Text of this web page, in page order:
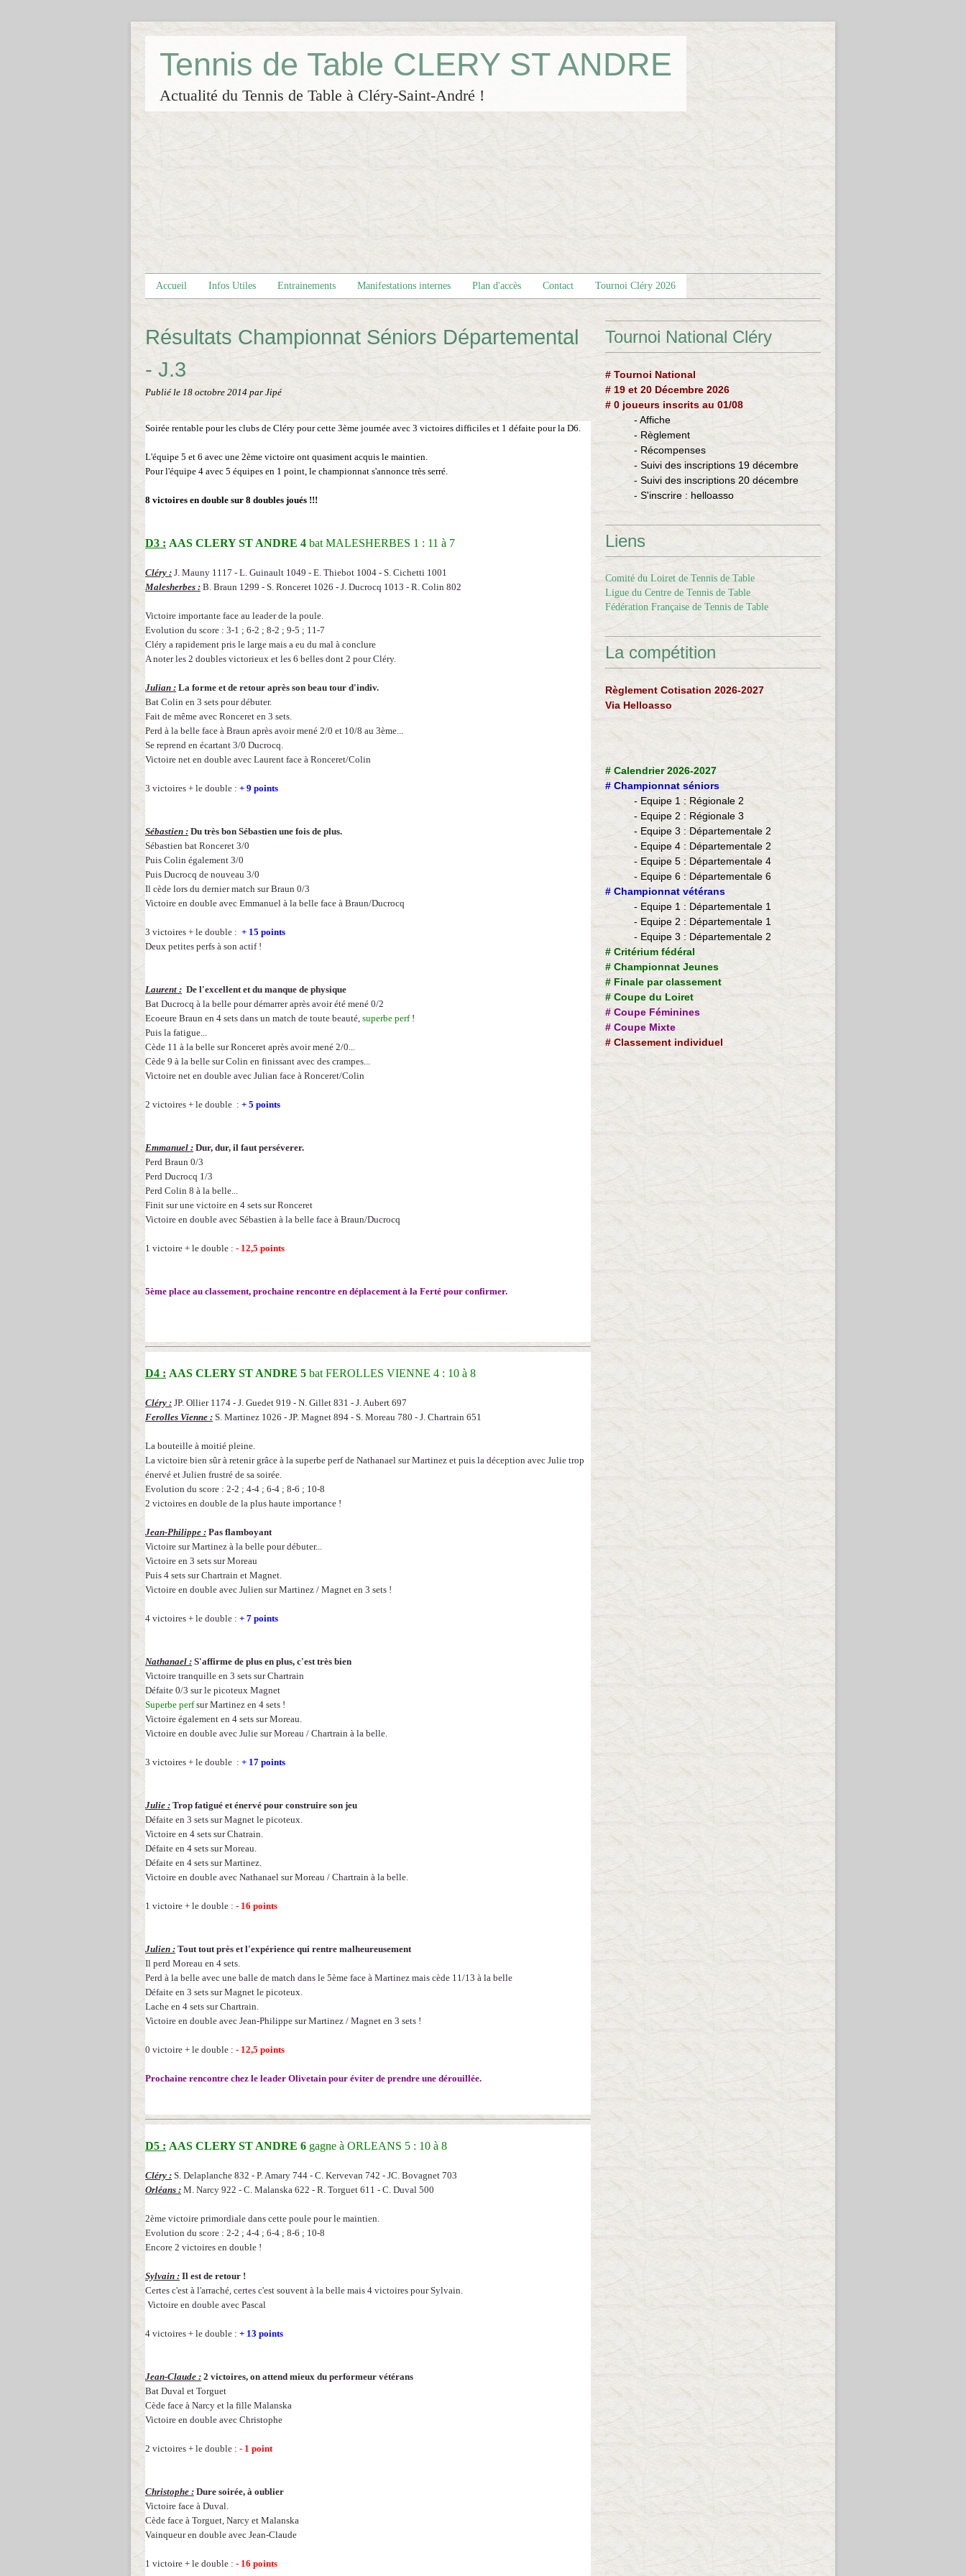
Tennis de Table CLERY ST ANDRE
Actualité du Tennis de Table à Cléry-Saint-André !
Accueil Infos Utiles Entrainements Manifestations internes Plan d'accès Contact Tournoi Cléry 2026
Résultats Championnat Séniors Départemental
- J.3
Publié le 18 octobre 2014 par Jipé
Soirée rentable pour les clubs de Cléry pour cette 3ème journée avec 3 victoires difficiles et 1 défaite pour la D6.
L'équipe 5 et 6 avec une 2ème victoire ont quasiment acquis le maintien.
Pour l'équipe 4 avec 5 équipes en 1 point, le championnat s'annonce très serré.
8 victoires en double sur 8 doubles joués !!!
D3 : AAS CLERY ST ANDRE 4 bat MALESHERBES 1 : 11 à 7
Cléry : J. Mauny 1117 - L. Guinault 1049 - E. Thiebot 1004 - S. Cichetti 1001
Malesherbes : B. Braun 1299 - S. Ronceret 1026 - J. Ducrocq 1013 - R. Colin 802
Victoire importante face au leader de la poule.
Evolution du score : 3-1 ; 6-2 ; 8-2 ; 9-5 ; 11-7
Cléry a rapidement pris le large mais a eu du mal à conclure
A noter les 2 doubles victorieux et les 6 belles dont 2 pour Cléry.
Julian : La forme et de retour après son beau tour d'indiv.
Bat Colin en 3 sets pour débuter.
Fait de même avec Ronceret en 3 sets.
Perd à la belle face à Braun après avoir mené 2/0 et 10/8 au 3ème...
Se reprend en écartant 3/0 Ducrocq.
Victoire net en double avec Laurent face à Ronceret/Colin
3 victoires + le double : + 9 points
Sébastien : Du très bon Sébastien une fois de plus.
Sébastien bat Ronceret 3/0
Puis Colin également 3/0
Puis Ducrocq de nouveau 3/0
Il cède lors du dernier match sur Braun 0/3
Victoire en double avec Emmanuel à la belle face à Braun/Ducrocq
3 victoires + le double : + 15 points
Deux petites perfs à son actif !
Laurent : De l'excellent et du manque de physique
Bat Ducrocq à la belle pour démarrer après avoir été mené 0/2
Ecoeure Braun en 4 sets dans un match de toute beauté, superbe perf!
Puis la fatigue...
Cède 11 à la belle sur Ronceret après avoir mené 2/0...
Cède 9 à la belle sur Colin en finissant avec des crampes...
Victoire net en double avec Julian face à Ronceret/Colin
2 victoires + le double : + 5 points
Emmanuel : Dur, dur, il faut perséverer.
Perd Braun 0/3
Perd Ducrocq 1/3
Perd Colin 8 à la belle...
Finit sur une victoire en 4 sets sur Ronceret
Victoire en double avec Sébastien à la belle face à Braun/Ducrocq
1 victoire + le double : - 12,5 points
5ème place au classement, prochaine rencontre en déplacement à la Ferté pour confirmer.
D4 : AAS CLERY ST ANDRE 5 bat FEROLLES VIENNE 4 : 10 à 8
Cléry : JP. Ollier 1174 - J. Guedet 919 - N. Gillet 831 - J. Aubert 697
Ferolles Vienne : S. Martinez 1026 - JP. Magnet 894 - S. Moreau 780 - J. Chartrain 651
La bouteille à moitié pleine.
La victoire bien sûr à retenir grâce à la superbe perf de Nathanael sur Martinez et puis la déception avec Julie trop
énervé et Julien frustré de sa soirée.
Evolution du score : 2-2 ; 4-4 ; 6-4 ; 8-6 ; 10-8
2 victoires en double de la plus haute importance !
Jean-Philippe : Pas flamboyant
Victoire sur Martinez à la belle pour débuter...
Victoire en 3 sets sur Moreau
Puis 4 sets sur Chartrain et Magnet.
Victoire en double avec Julien sur Martinez / Magnet en 3 sets !
4 victoires + le double : + 7 points
Nathanael : S'affirme de plus en plus, c'est très bien
Victoire tranquille en 3 sets sur Chartrain
Défaite 0/3 sur le picoteux Magnet
Superbe perfsur Martinez en 4 sets !
Victoire également en 4 sets sur Moreau.
Victoire en double avec Julie sur Moreau / Chartrain à la belle.
3 victoires + le double : + 17 points
Julie : Trop fatigué et énervé pour construire son jeu
Défaite en 3 sets sur Magnet le picoteux.
Victoire en 4 sets sur Chatrain.
Défaite en 4 sets sur Moreau.
Défaite en 4 sets sur Martinez.
Victoire en double avec Nathanael sur Moreau / Chartrain à la belle.
1 victoire + le double : - 16 points
Julien : Tout tout près et l'expérience qui rentre malheureusement
Il perd Moreau en 4 sets.
Perd à la belle avec une balle de match dans le 5ème face à Martinez mais cède 11/13 à la belle
Défaite en 3 sets sur Magnet le picoteux.
Lache en 4 sets sur Chartrain.
Victoire en double avec Jean-Philippe sur Martinez / Magnet en 3 sets !
0 victoire + le double : - 12,5 points
Prochaine rencontre chez le leader Olivetain pour éviter de prendre une dérouillée.
D5 : AAS CLERY ST ANDRE 6 gagne à ORLEANS 5 : 10 à 8
Cléry : S. Delaplanche 832 - P. Amary 744 - C. Kervevan 742 - JC. Bovagnet 703
Orléans : M. Narcy 922 - C. Malanska 622 - R. Torguet 611 - C. Duval 500
2ème victoire primordiale dans cette poule pour le maintien.
Evolution du score : 2-2 ; 4-4 ; 6-4 ; 8-6 ; 10-8
Encore 2 victoires en double !
Sylvain : Il est de retour !
Certes c'est à l'arraché, certes c'est souvent à la belle mais 4 victoires pour Sylvain.
Victoire en double avec Pascal
4 victoires + le double : + 13 points
Jean-Claude : 2 victoires, on attend mieux du performeur vétérans
Bat Duval et Torguet
Cède face à Narcy et la fille Malanska
Victoire en double avec Christophe
2 victoires + le double : - 1 point
Christophe : Dure soirée, à oublier
Victoire face à Duval.
Cède face à Torguet, Narcy et Malanska
Vainqueur en double avec Jean-Claude
1 victoire + le double : - 16 points
Tournoi National Cléry
# Tournoi National
# 19 et 20 Décembre 2026
# 0 joueurs inscrits au 01/08
- Affiche
- Règlement
- Récompenses
- Suivi des inscriptions 19 décembre
- Suivi des inscriptions 20 décembre
- S'inscrire : helloasso
Liens
Comité du Loiret de Tennis de Table
Ligue du Centre de Tennis de Table
Fédération Française de Tennis de Table
La compétition
Règlement Cotisation 2026-2027
Via Helloasso
# Calendrier 2026-2027
# Championnat séniors
- Equipe 1 : Régionale 2
- Equipe 2 : Régionale 3
- Equipe 3 : Départementale 2
- Equipe 4 : Départementale 2
- Equipe 5 : Départementale 4
- Equipe 6 : Départementale 6
​# Championnat vétérans
- ​Equipe 1 : Départementale 1
- Equipe 2 : Départementale 1
- Equipe 3 : Départementale 2
# Critérium fédéral
# Championnat Jeunes
# Finale par classement
# Coupe du Loiret
# Coupe Féminines
# Coupe Mixte
#Classement individuel